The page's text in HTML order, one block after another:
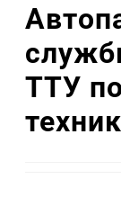
ТТУ